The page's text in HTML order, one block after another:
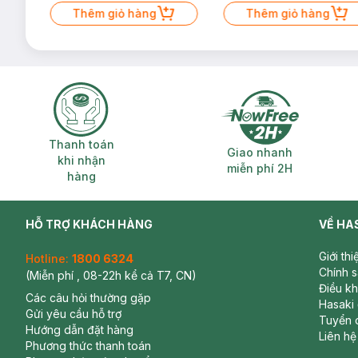
Bảo quản:
- Đậy nắp lại sau khi sử dụng.
- Bảo quản xa tầm tay trẻ em.
- Không đặt ở những nơi có ánh sáng trực tiếp chiếu vào,
Thương hiệu
: Flormar
Thêm giỏ hàng Thêm giỏ hàng
Thanh toán khi nhận hàng
Thanh toán
khi nhận
hàng
Giao nhanh
Giao nhanh
miễn phí 2H
HỖ TRỢ KHÁCH HÀNG
Hotline: 1800 6324
(Miễn phí , 08-22h kể cả T7, CN)
Các câu hỏi thường gặp
Gửi yêu cầu hỗ trợ
Hướng dẫn đặt hàng
Phương thức thanh toán
VỀ
Giới
Chính
Điều
Hasaki
Tuyển
Liên hệ